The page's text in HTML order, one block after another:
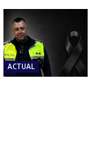
ACTUAL